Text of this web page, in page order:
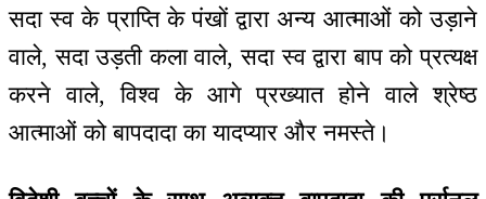
सदा स्व के प्राप्ति के पंखों द्वारा अन्य आत्माओं को उड़ाने
वाले, सदा उड़ती कला वाले, सदा स्व द्वारा बाप को प्रत्यक्ष
करने वाले, विश्व के आगे प्रख्यात होने वाले श्रेष्ठ
आत्माओं को बापदादा का यादप्यार और नमस्ते।